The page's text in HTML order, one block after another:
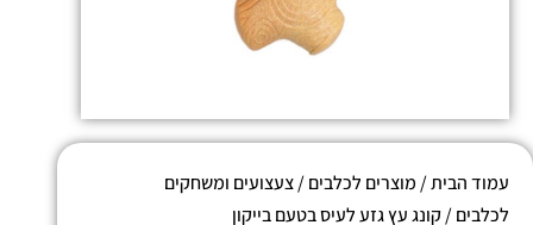
עמוד הבית/ מוצרים לכלבים/צעצועים ומשחקים
לכלבים/ קונג עץ גזע לעיס בטעם בייקון